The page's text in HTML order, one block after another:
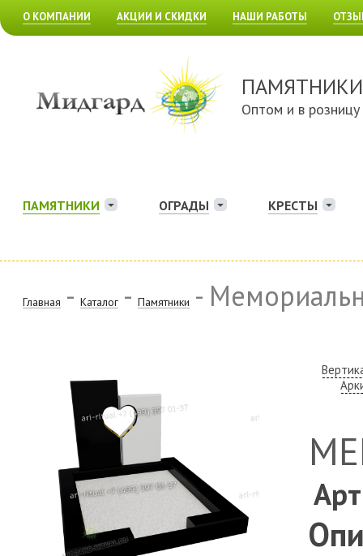
О КОМПАНИИ АКЦИИ И СКИДКИ НАШИ РАБОТЫ
ПАМЯТНИКИ
Оптом и в розницу
ПАМЯТНИКИ ОГРАДЫ КРЕСТЫ
Главная - Каталог - Памятники -